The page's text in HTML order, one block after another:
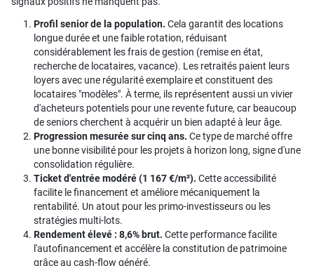
Profil senior de la population. Cela garantit des locations
longue durée et une faible rotation, réduisant
considérablement les frais de gestion (remise en état,
recherche de locataires, vacance). Les retraités paient leurs
loyers avec une régularité exemplaire et constituent des
locataires "modèles". À terme, ils représentent aussi un vivier
d'acheteurs potentiels pour une revente future, car beaucoup
de seniors cherchent à acquérir un bien adapté à leur âge.
Progression mesurée sur cinq ans. Ce type de marché offre
une bonne visibilité pour les projets à horizon long, signe d'une
consolidation régulière.
Ticket d'entrée modéré (1 167 €/m²). Cette accessibilité
facilite le financement et améliore mécaniquement la
rentabilité. Un atout pour les primo-investisseurs ou les
stratégies multi-lots.
Rendement élevé : 8,6% brut. Cette performance facilite
l'autofinancement et accélère la constitution de patrimoine
grâce au cash-flow généré.